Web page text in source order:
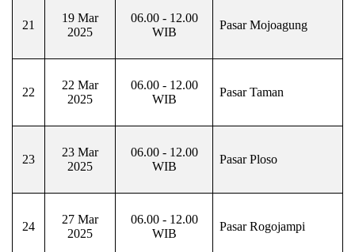
21
19 Mar
2025
06.00 - 12.00
WIB
Pasar Mojoagung
22
22 Mar
2025
06.00 - 12.00
WIB
Pasar Taman
23
23 Mar
2025
06.00 - 12.00
WIB
Pasar Ploso
24
27 Mar
2025
06.00 - 12.00
WIB
Pasar Rogojampi